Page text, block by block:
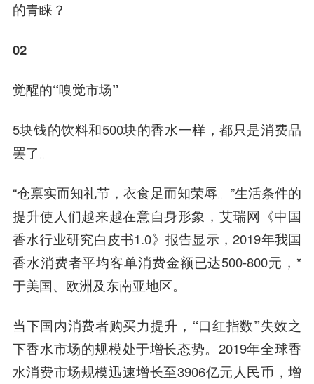
的青睐？
02
觉醒的“嗅觉市场”
5块钱的饮料和500块的香水一样，都只是消费品
罢了。
“仓禀实而知礼节，衣食足而知荣辱。”生活条件的
提升使人们越来越在意自身形象，艾瑞网《中国
香水行业研究白皮书1.0》报告显示，2019年我国
香水消费者平均客单消费金额已达500-800元，*
于美国、欧洲及东南亚地区。
当下国内消费者购买力提升， “口红指数”失效之
下香水市场的规模处于增长态势。 2019年全球香
水消费市场规模迅速增长至3906亿元人民币，增